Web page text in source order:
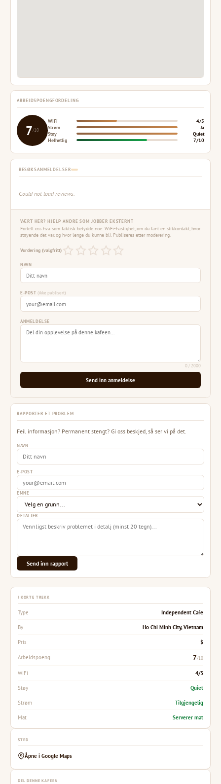
ARBEIDSPOENGFORDELING
7/10
WiFi
4/5
Strøm
Ja
Støy
Quiet
Helhetlig
7/10
BESØKSANMELDELSER
Could not load reviews.
VÆRT HER? HJELP ANDRE SOM JOBBER EKSTERNT
Fortell oss hva som faktisk betydde noe: WiFi-hastighet, om du fant en stikkontakt, hvor
støyende det var, og hvor lenge du kunne bli. Publiseres etter moderering.
Vurdering (valgfritt)
NAVN
E-POST(ikke publisert)
ANMELDELSE
0/ 2000
Send inn anmeldelse
RAPPORTER ET PROBLEM
Feil informasjon? Permanent stengt? Gi oss beskjed, så ser vi på det.
NAVN
E-POST
EMNE
DETALJER
Send inn rapport
I KORTE TREKK
Type Independent Cafe
By Ho Chi Minh City, Vietnam
Pris $
Arbeidspoeng 7/10
WiFi 4/5
Støy Quiet
Strøm Tilgjengelig
Mat Serverer mat
STED
Åpne i Google Maps
DEL DENNE KAFEEN